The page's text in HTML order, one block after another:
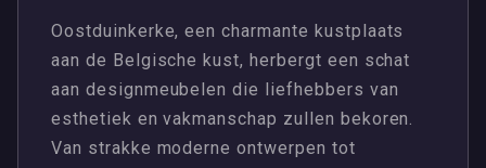
Oostduinkerke, een charmante kustplaats
aan de Belgische kust, herbergt een schat
aan designmeubelen die liefhebbers van
esthetiek en vakmanschap zullen bekoren.
Van strakke moderne ontwerpen tot